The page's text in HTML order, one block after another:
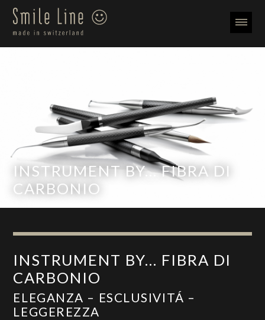
INSTRUMENT BY... FIBRA DI
CARBONIO
INSTRUMENT BY... FIBRA DI
CARBONIO
ELEGANZA – ESCLUSIVITÁ –
LEGGEREZZA